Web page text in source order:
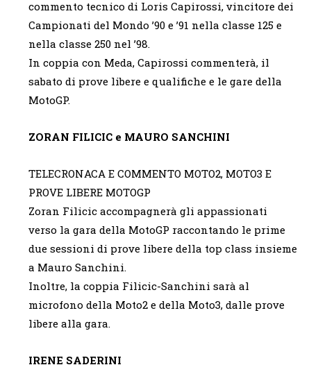
commento tecnico di Loris Capirossi, vincitore dei
Campionati del Mondo ’90 e ’91 nella classe 125 e
nella classe 250 nel ’98.
In coppia con Meda, Capirossi commenterà, il
sabato di prove libere e qualifiche e le gare della
MotoGP.
ZORAN FILICIC e MAURO SANCHINI
TELECRONACA E COMMENTO MOTO2, MOTO3 E
PROVE LIBERE MOTOGP
Zoran Filicic accompagnerà gli appassionati
verso la gara della MotoGP raccontando le prime
due sessioni di prove libere della top class insieme
a Mauro Sanchini.
Inoltre, la coppia Filicic-Sanchini sarà al
microfono della Moto2 e della Moto3, dalle prove
libere alla gara.
IRENE SADERINI